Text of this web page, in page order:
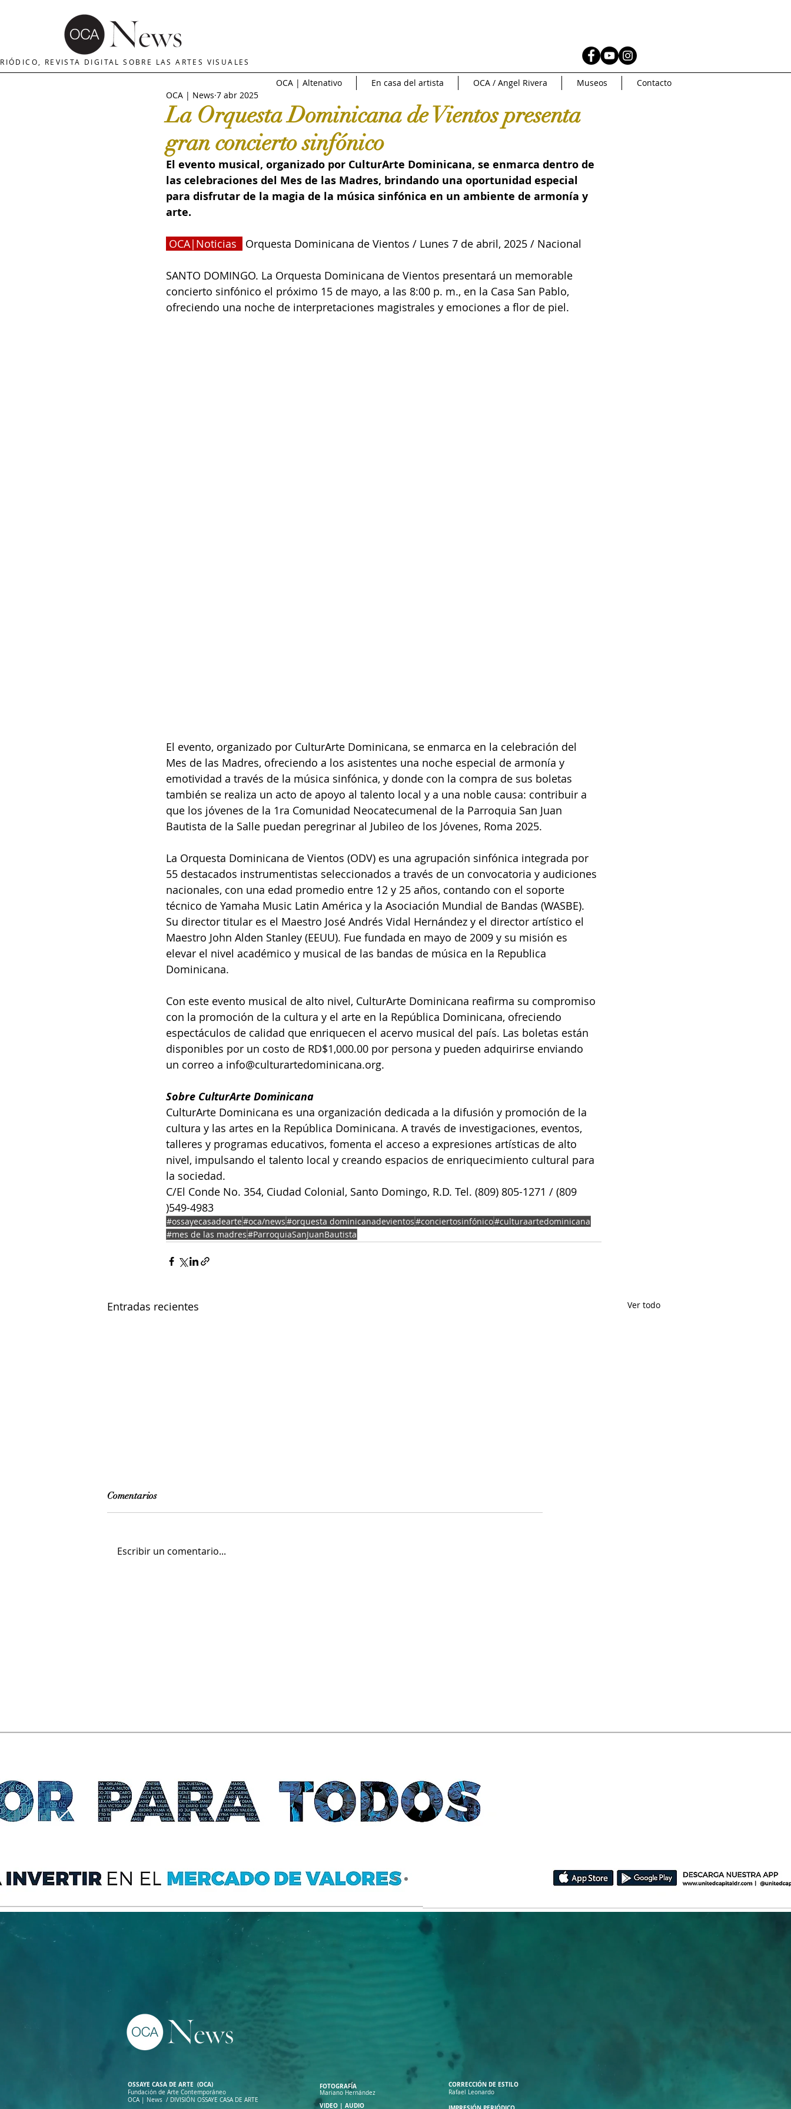
MUSEOS
MERCADO DE ARTE INTERNACIONAL
The Art Newspaper Crítica de Arte Art News Sotheby's
Palacio deBellas arte Critica de cine Crítica y Teoría del arte Conversatorio en la Red Curaduria
OCA|Newsletter Art in America Ossaye Casa de Arte Arte al Día Concurso de arte
La Orquesta Dominicana de Vientos presenta
gran concierto sinfónico
OCA | News 7 abr 2025
El evento musical, organizado por CulturArte Dominicana, se enmarca dentro de
las celebraciones del Mes de las Madres, brindando una oportunidad especial
para disfrutar de la magia de la música sinfónica en un ambiente de armonía y
arte.
OCA|Noticias Orquesta Dominicana de Vientos / Lunes 7 de abril, 2025 / Nacional
SANTO DOMINGO. La Orquesta Dominicana de Vientos presentará un memorable
concierto sinfónico el próximo 15 de mayo, a las 8:00 p. m., en la Casa San Pablo,
ofreciendo una noche de interpretaciones magistrales y emociones a flor de piel.
El evento, organizado por CulturArte Dominicana, se enmarca en la celebración del
Mes de las Madres, ofreciendo a los asistentes una noche especial de armonía y
emotividad a través de la música sinfónica, y donde con la compra de sus boletas
también se realiza un acto de apoyo al talento local y a una noble causa: contribuir a
que los jóvenes de la 1ra Comunidad Neocatecumenal de la Parroquia San Juan
Bautista de la Salle puedan peregrinar al Jubileo de los Jóvenes, Roma 2025.
La Orquesta Dominicana de Vientos (ODV) es una agrupación sinfónica integrada por
55 destacados instrumentistas seleccionados a través de un convocatoria y audiciones
nacionales, con una edad promedio entre 12 y 25 años, contando con el soporte
técnico de Yamaha Music Latin América y la Asociación Mundial de Bandas (WASBE).
Su director titular es el Maestro José Andrés Vidal Hernández y el director artístico el
Maestro John Alden Stanley (EEUU). Fue fundada en mayo de 2009 y su misión es
elevar el nivel académico y musical de las bandas de música en la Republica
Dominicana.
Con este evento musical de alto nivel, CulturArte Dominicana reafirma su compromiso
con la promoción de la cultura y el arte en la República Dominicana, ofreciendo
espectáculos de calidad que enriquecen el acervo musical del país. Las boletas están
disponibles por un costo de RD$1,000.00 por persona y pueden adquirirse enviando
un correo a info@culturartedominicana.org.
Sobre CulturArte Dominicana
CulturArte Dominicana es una organización dedicada a la difusión y promoción de la
cultura y las artes en la República Dominicana. A través de investigaciones, eventos,
talleres y programas educativos, fomenta el acceso a expresiones artísticas de alto
nivel, impulsando el talento local y creando espacios de enriquecimiento cultural para
la sociedad.
C/El Conde No. 354, Ciudad Colonial, Santo Domingo, R.D. Tel. (809) 805-1271 / (809
)549-4983
#ossayecasadearte#oca/news#orquesta dominicanadevientos#conciertosinfónico#culturaartedominicana
#mes de las madres#ParroquiaSanJuanBautista
Entradas recientes Ver todo
Comentarios
Escribir un comentario...
REVISTA DIGITAL SOBRE LAS ARTES VISUALES
OCA | Altenativo En casa del artista OCA / Angel Rivera Museos Contacto
OSSAYE CASA DE ARTE (OCA)
Fundación de Arte Contemporáneo
OCA | News / DIVISIÓN OSSAYE CASA DE ARTE
FOTOGRAFÍA
Mariano Hernández
VIDEO | AUDIO
CORRECCIÓN DE ESTILO
Rafael Leonardo